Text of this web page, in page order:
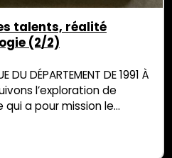
talents, réalité
(2/2)
DU DÉPARTEMENT DE 1991 À
l’exploration de
qui a pour mission le
et sa diffusion sur le
de La Réunion des
l’art contemporain